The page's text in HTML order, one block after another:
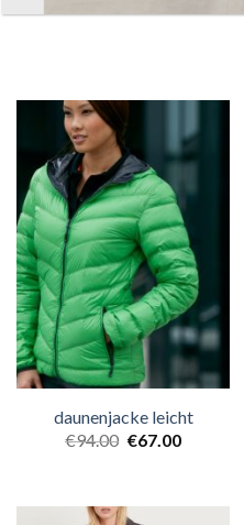
daunenjacke leicht
€94.00 €67.00